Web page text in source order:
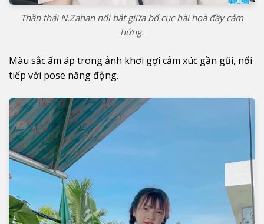
Thần thái N.Zahan nổi bật giữa bố cục hài hoà đầy cảm
hứng.
Màu sắc ấm áp trong ảnh khơi gợi cảm xúc gần gũi, nối
tiếp với pose năng động.